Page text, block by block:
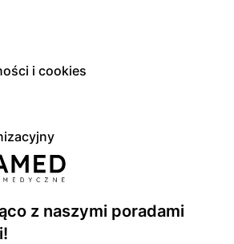
z naszymi poradami
i cookies